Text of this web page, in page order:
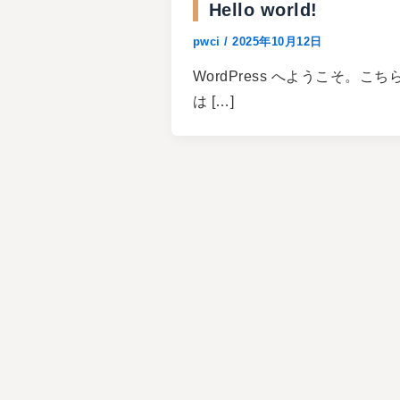
Hello world!
pwci/2025年10月12日
WordPress へようこそ。こち
は […]